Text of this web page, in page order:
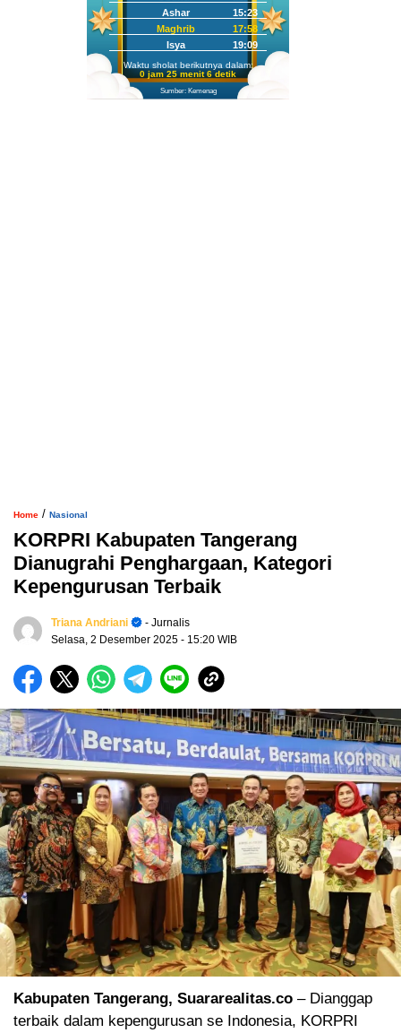
Ashar
15:23
Maghrib
17:58
Isya
19:09
Waktu sholat berikutnya dalam:
0 jam 25 menit 5 detik
Sumber: Kemenag
Home / Nasional
KORPRI Kabupaten Tangerang
Dianugrahi Penghargaan, Kategori
Kepengurusan Terbaik
Triana Andriani
- Jurnalis
Selasa, 2 Desember 2025 - 15:20 WIB
Kabupaten Tangerang, Suararealitas.co – Dianggap
terbaik dalam kepengurusan se Indonesia, KORPRI